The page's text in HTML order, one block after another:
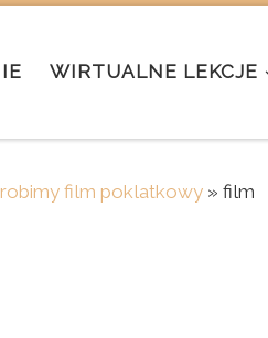
WIRTUALNE LEKCJE
film poklatkowy » film